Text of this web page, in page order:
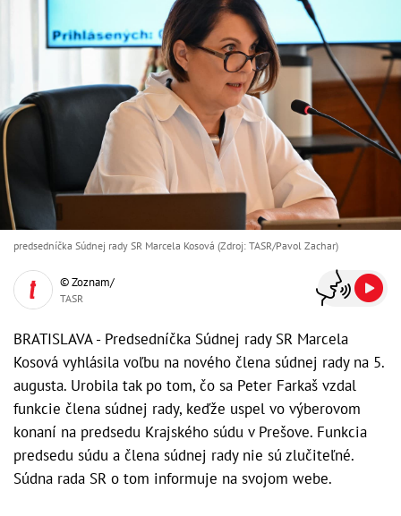
predsedníčka Súdnej rady SR Marcela Kosová (Zdroj: TASR/Pavol Zachar)
© Zoznam/
TASR
BRATISLAVA - Predsedníčka Súdnej rady SR Marcela
Kosová vyhlásila voľbu na nového člena súdnej rady na 5.
augusta. Urobila tak po tom, čo sa Peter Farkaš vzdal
funkcie člena súdnej rady, keďže uspel vo výberovom
konaní na predsedu Krajského súdu v Prešove. Funkcia
predsedu súdu a člena súdnej rady nie sú zlučiteľné.
Súdna rada SR o tom informuje na svojom webe.